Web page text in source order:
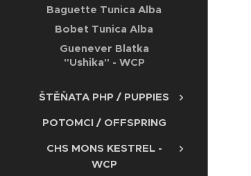
Baguette Tunica Alba
Bobet Tunica Alba
Guenever Blatka
"Ushika" - WCP
ŠTĚŇATA PHP / PUPPIES
POTOMCI / OFFSPRING
CHS MONS KESTREL -
WCP